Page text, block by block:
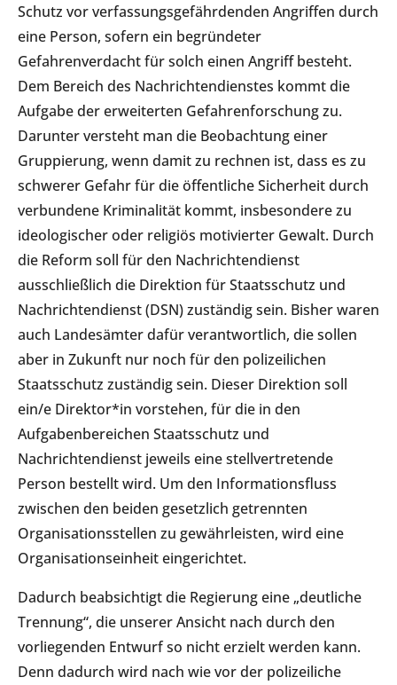
Schutz vor verfassungsgefährdenden Angriffen durch
eine Person, sofern ein begründeter
Gefahrenverdacht für solch einen Angriff besteht.
Dem Bereich des Nachrichtendienstes kommt die
Aufgabe der erweiterten Gefahrenforschung zu.
Darunter versteht man die Beobachtung einer
Gruppierung, wenn damit zu rechnen ist, dass es zu
schwerer Gefahr für die öffentliche Sicherheit durch
verbundene Kriminalität kommt, insbesondere zu
ideologischer oder religiös motivierter Gewalt. Durch
die Reform soll für den Nachrichtendienst
ausschließlich die Direktion für Staatsschutz und
Nachrichtendienst (DSN) zuständig sein. Bisher waren
auch Landesämter dafür verantwortlich, die sollen
aber in Zukunft nur noch für den polizeilichen
Staatsschutz zuständig sein. Dieser Direktion soll
ein/e Direktor*in vorstehen, für die in den
Aufgabenbereichen Staatsschutz und
Nachrichtendienst jeweils eine stellvertretende
Person bestellt wird. Um den Informationsfluss
zwischen den beiden gesetzlich getrennten
Organisationsstellen zu gewährleisten, wird eine
Organisationseinheit eingerichtet.
Dadurch beabsichtigt die Regierung eine „deutliche
Trennung“, die unserer Ansicht nach durch den
vorliegenden Entwurf so nicht erzielt werden kann.
Denn dadurch wird nach wie vor der polizeiliche